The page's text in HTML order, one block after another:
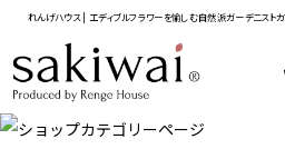
れんげハウス | エディブルフラワーを愉しむ自然派ガーデニストカ